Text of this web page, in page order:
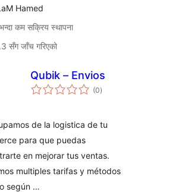
Hamed
कम सक्रिय स्थापना
सँग जाँच गरिएको
Qubik – Envios
(0कुल
रेटिङ्गहरू
)
de la logistica de tu
para que puedas
en mejorar tus ventas.
multiples tarifas y métodos
según …